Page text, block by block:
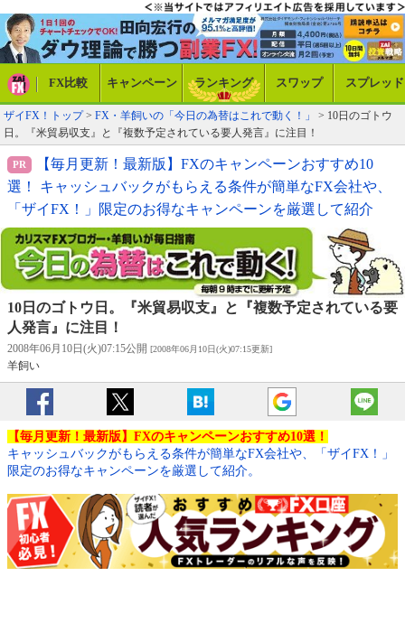
FX比較 キャンペーン ランキング スワップ スプレッド
ザイFX！トップ> FX・羊飼いの「今日の為替はこれで動く！」
> 10日のゴトウ
日。『米貿易収支』と『複数予定されている要人発言』に注目！
【毎月更新！最新版】FXのキャンペーンおすすめ10
選！ キャッシュバックがもらえる条件が簡単なFX会社や、
「ザイFX！」限定のお得なキャンペーンを厳選して紹介
10日のゴトウ日。『米貿易収支』と『複数予定されている要
人発言』に注目！
2008年06月10日(火)07:15公開 [2008年06月10日(火)07:15更新]
羊飼い
【毎月更新！最新版】FXのキャンペーンおすすめ10選！
キャッシュバックがもらえる条件が簡単なFX会社や、「ザイFX！」
限定のお得なキャンペーンを厳選して紹介。